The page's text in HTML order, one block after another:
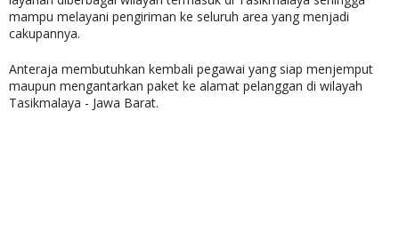
mampu melayani pengiriman ke seluruh area yang menjadi
cakupannya.
Anteraja membutuhkan kembali pegawai yang siap menjemput
maupun mengantarkan paket ke alamat pelanggan di wilayah
Tasikmalaya - Jawa Barat.